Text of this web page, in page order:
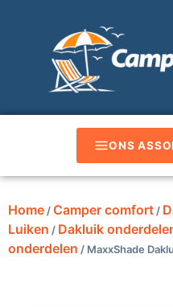
ONS
Home / Camper comfort /
Luiken / Dakluik
onderdelen / MaxxShade